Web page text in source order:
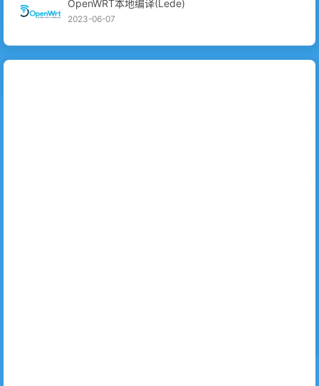
OpenWRT本地编译(Lede)
2023-06-07